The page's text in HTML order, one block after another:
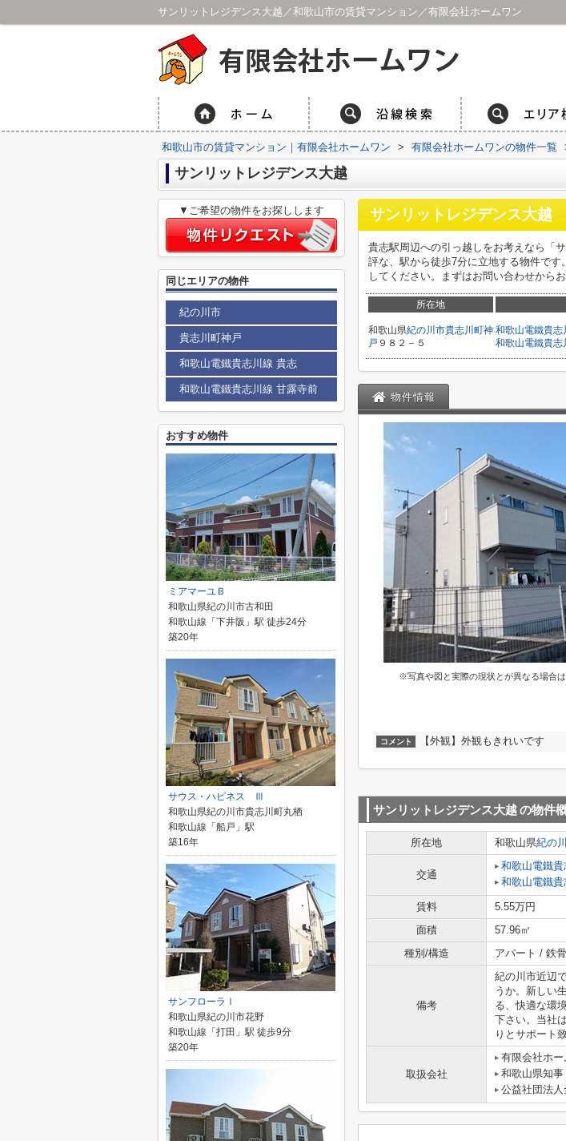
サンリットレジデンス大越／和歌山市の賃貸マンション／有限会社ホームワン
和歌山市の賃貸マンション｜有限会社ホームワン > 有限会社ホームワンの物件一覧
サンリットレジデンス大越
サンリットレジデンス大越
貴志駅周辺への引っ越しをお考えなら「
評な、駅から徒歩7分に立地する物件で
してください。まずはお問い合わせから
所在地
和歌山県紀の川市貴志川町神
戸 ９８２－５
和歌山電鐵貴志
和歌山電鐵貴志
物件情報
※写真や図と実際の現状とが異なる場合
コメント 【外観】外観もきれいです
サンリットレジデンス大越の物件
所在地 和歌山県紀の
交通
和歌山電鐵貴
和歌山電鐵貴
賃料 5.55万円
面積
57.96㎡
種別/構造
アパート / 鉄
備考
紀の川市近辺
うか。新しい
る、快適な環
下さい。当社
りとサポート
取扱会社
有限会社ホー
和歌山県知
公益社団法
▼ご希望の物件をお探しします
同じエリアの物件
紀の川市
貴志川町神戸
和歌山電鐵貴志川線 貴志
和歌山電鐵貴志川線 甘露寺前
おすすめ物件
ミアマーユＢ
和歌山県紀の川市古和田
和歌山線「下井阪」駅 徒歩24分
築20年
サウス・ハピネス Ⅲ
和歌山県紀の川市貴志川町丸栖
和歌山線「船戸」駅
築16年
サンフローラⅠ
和歌山県紀の川市花野
和歌山線「打田」駅 徒歩9分
築20年